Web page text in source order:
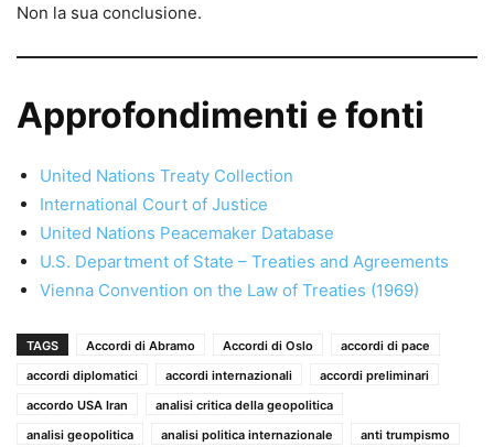
Non la sua conclusione.
Approfondimenti e fonti
United Nations Treaty Collection
International Court of Justice
United Nations Peacemaker Database
U.S. Department of State – Treaties and Agreements
Vienna Convention on the Law of Treaties (1969)
TAGS Accordi di Abramo Accordi di Oslo
accordi di pace
accordi diplomatici
accordi internazionali
accordi preliminari
accordo USA Iran
analisi critica della geopolitica
analisi geopolitica
analisi politica internazionale
anti trumpismo